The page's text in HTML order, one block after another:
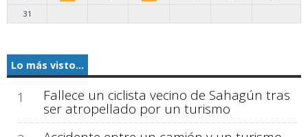
31
Lo más visto...
1 Fallece un ciclista vecino de Sahagún tras
ser atropellado por un turismo